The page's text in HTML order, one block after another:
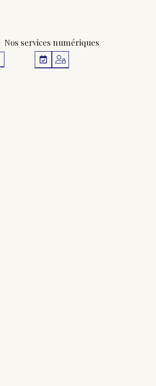
Nos services numériques